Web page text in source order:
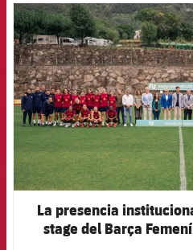
La presencia
stage del Barça